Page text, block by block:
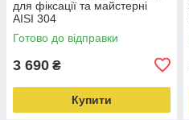
для фіксації та майстерні
AISI 304
Готово до відправки
3 690 ₴
Купити